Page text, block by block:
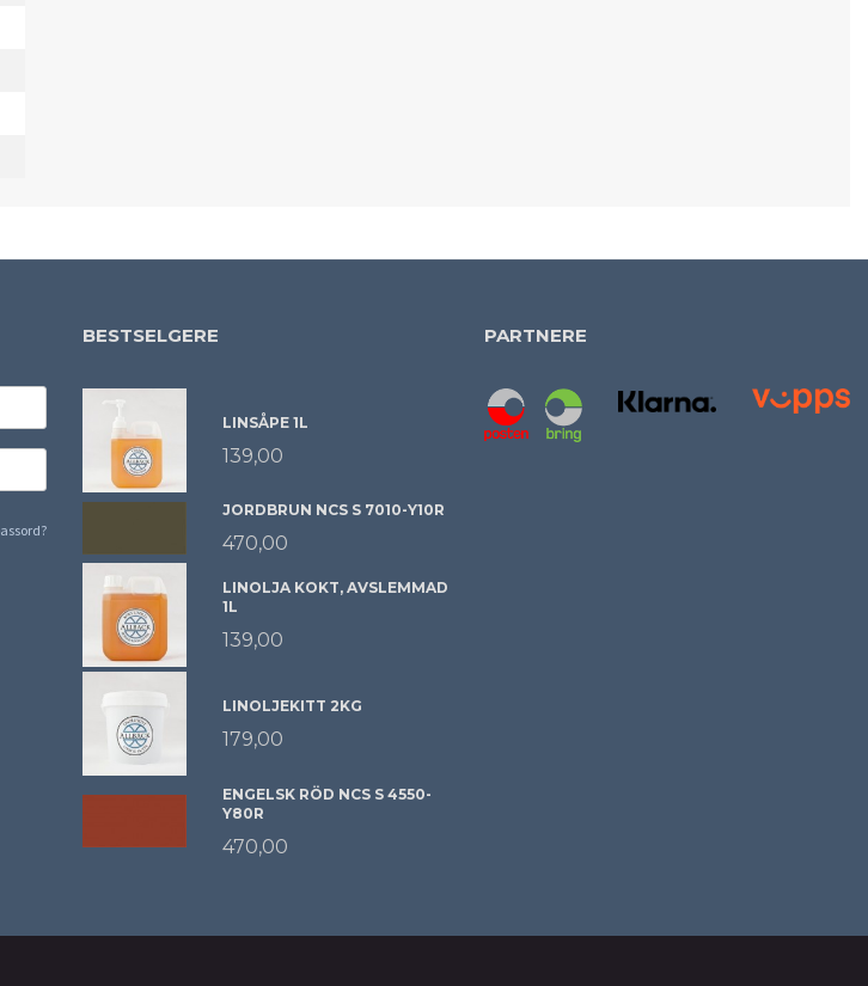
BESTSELGERE
LINSÅPE 1L
139,00
JORDBRUN NCS S 7010-Y10R
470,00
LINOLJA KOKT, AVSLEMMAD
1L
139,00
LINOLJEKITT 2KG
179,00
ENGELSK RÖD NCS S 4550-
Y80R
470,00
PARTNERE